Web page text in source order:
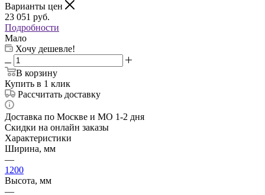
Варианты цен
23 051 руб.
Подробности
Мало
Хочу дешевле!
В корзину
Купить в 1 клик
Рассчитать доставку
Доставка по Москве и МО 1-2 дня
Скидки на онлайн заказы
Характеристики
Ширина, мм
—
1200
Высота, мм
—